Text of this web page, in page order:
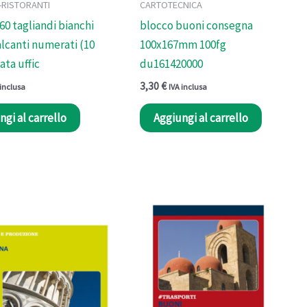
tagliandi bianchi
numerati (10
uffic
al carrello
CARTOTECNICA
blocco buoni consegna
100x167mm 100fg
du161420000
3,30€ IVA inclusa
Aggiungi al carrello